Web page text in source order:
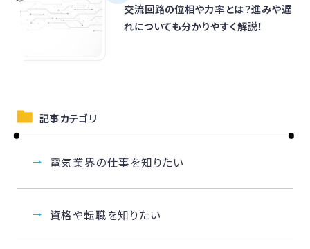
交流回路の位相や力率とは？進みや遅
れについても分かりやすく解説！
記事カテゴリ
電気業界の仕事を知りたい
資格や転職を知りたい